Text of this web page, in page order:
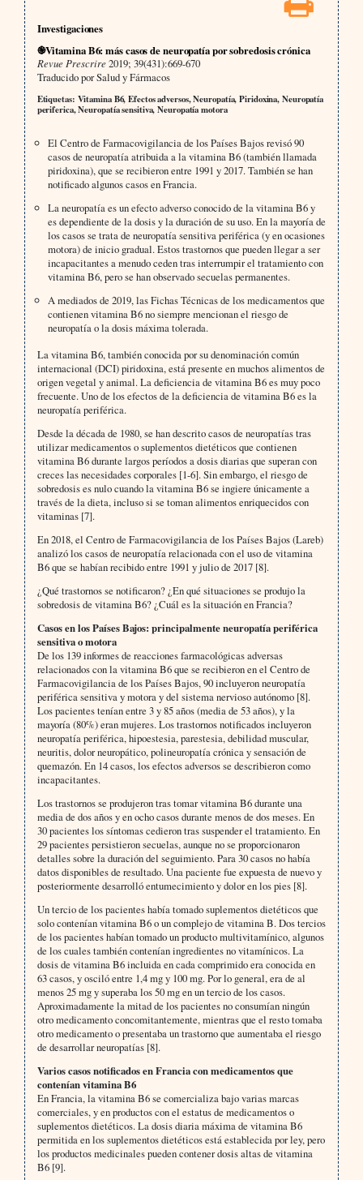
Investigaciones
֎Vitamina B6: más casos de neuropatía por sobredosis crónica
Revue Prescrire2019; 39(431):669-670
Traducido por Salud y Fármacos
Etiquetas: Vitamina B6, Efectos adversos, Neuropatía, Piridoxina, Neuropatía
periferica, Neuropatía sensitiva, Neuropatía motora
El Centro de Farmacovigilancia de los Países Bajos revisó 90
casos de neuropatía atribuida a la vitamina B6 (también llamada
piridoxina), que se recibieron entre 1991 y 2017. También se han
notificado algunos casos en Francia.
La neuropatía es un efecto adverso conocido de la vitamina B6 y
es dependiente de la dosis y la duración de su uso. En la mayoría de
los casos se trata de neuropatía sensitiva periférica (y en ocasiones
motora) de inicio gradual. Estos trastornos que pueden llegar a ser
incapacitantes a menudo ceden tras interrumpir el tratamiento con
vitamina B6, pero se han observado secuelas permanentes.
A mediados de 2019, las Fichas Técnicas de los medicamentos que
contienen vitamina B6 no siempre mencionan el riesgo de
neuropatía o la dosis máxima tolerada.
La vitamina B6, también conocida por su denominación común
internacional (DCI) piridoxina, está presente en muchos alimentos de
origen vegetal y animal. La deficiencia de vitamina B6 es muy poco
frecuente. Uno de los efectos de la deficiencia de vitamina B6 es la
neuropatía periférica.
Desde la década de 1980, se han descrito casos de neuropatías tras
utilizar medicamentos o suplementos dietéticos que contienen
vitamina B6 durante largos períodos a dosis diarias que superan con
creces las necesidades corporales [1-6]. Sin embargo, el riesgo de
sobredosis es nulo cuando la vitamina B6 se ingiere únicamente a
través de la dieta, incluso si se toman alimentos enriquecidos con
vitaminas [7].
En 2018, el Centro de Farmacovigilancia de los Países Bajos (Lareb)
analizó los casos de neuropatía relacionada con el uso de vitamina
B6 que se habían recibido entre 1991 y julio de 2017 [8].
¿Qué trastornos se notificaron? ¿En qué situaciones se produjo la
sobredosis de vitamina B6? ¿Cuál es la situación en Francia?
Casos en los Países Bajos: principalmente neuropatía periférica
sensitiva o motora
De los 139 informes de reacciones farmacológicas adversas
relacionados con la vitamina B6 que se recibieron en el Centro de
Farmacovigilancia de los Países Bajos, 90 incluyeron neuropatía
periférica sensitiva y motora y del sistema nervioso autónomo [8].
Los pacientes tenían entre 3 y 85 años (media de 53 años), y la
mayoría (80%) eran mujeres. Los trastornos notificados incluyeron
neuropatía periférica, hipoestesia, parestesia, debilidad muscular,
neuritis, dolor neuropático, polineuropatía crónica y sensación de
quemazón. En 14 casos, los efectos adversos se describieron como
incapacitantes.
Los trastornos se produjeron tras tomar vitamina B6 durante una
media de dos años y en ocho casos durante menos de dos meses. En
30 pacientes los síntomas cedieron tras suspender el tratamiento. En
29 pacientes persistieron secuelas, aunque no se proporcionaron
detalles sobre la duración del seguimiento. Para 30 casos no había
datos disponibles de resultado. Una paciente fue expuesta de nuevo y
posteriormente desarrolló entumecimiento y dolor en los pies [8].
Un tercio de los pacientes había tomado suplementos dietéticos que
solo contenían vitamina B6 o un complejo de vitamina B. Dos tercios
de los pacientes habían tomado un producto multivitamínico, algunos
de los cuales también contenían ingredientes no vitamínicos. La
dosis de vitamina B6 incluida en cada comprimido era conocida en
63 casos, y osciló entre 1,4 mg y 100 mg. Por lo general, era de al
menos 25 mg y superaba los 50 mg en un tercio de los casos.
Aproximadamente la mitad de los pacientes no consumían ningún
otro medicamento concomitantemente, mientras que el resto tomaba
otro medicamento o presentaba un trastorno que aumentaba el riesgo
de desarrollar neuropatías [8].
Varios casos notificados en Francia con medicamentos que
contenían vitamina B6
En Francia, la vitamina B6 se comercializa bajo varias marcas
comerciales, y en productos con el estatus de medicamentos o
suplementos dietéticos. La dosis diaria máxima de vitamina B6
permitida en los suplementos dietéticos está establecida por ley, pero
los productos medicinales pueden contener dosis altas de vitamina
B6 [9].